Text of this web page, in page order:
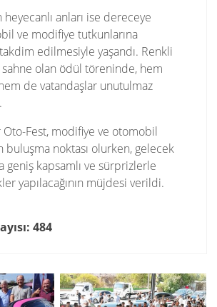
heyecanlı anları ise dereceye
ve modifiye tutkunlarına
edilmesiyle yaşandı. Renkli
olan ödül töreninde, hem
hem de vatandaşlar unutulmaz
Fest, modifiye ve otomobil
buluşma noktası olurken, gelecek
geniş kapsamlı ve sürprizlerle
yapılacağının müjdesi verildi.
484